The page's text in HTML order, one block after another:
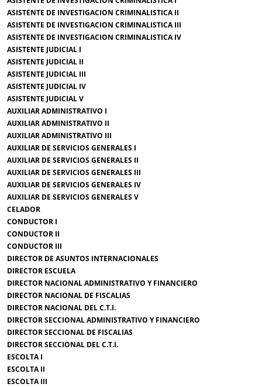
ASISTENTE DE INVESTIGACION CRIMINALISTICA II
ASISTENTE DE INVESTIGACION CRIMINALISTICA III
ASISTENTE DE INVESTIGACION CRIMINALISTICA IV
ASISTENTE JUDICIAL I
ASISTENTE JUDICIAL II
ASISTENTE JUDICIAL III
ASISTENTE JUDICIAL IV
ASISTENTE JUDICIAL V
AUXILIAR ADMINISTRATIVO I
AUXILIAR ADMINISTRATIVO II
AUXILIAR ADMINISTRATIVO III
AUXILIAR DE SERVICIOS GENERALES I
AUXILIAR DE SERVICIOS GENERALES II
AUXILIAR DE SERVICIOS GENERALES III
AUXILIAR DE SERVICIOS GENERALES IV
AUXILIAR DE SERVICIOS GENERALES V
CELADOR
CONDUCTOR I
CONDUCTOR II
CONDUCTOR III
DIRECTOR DE ASUNTOS INTERNACIONALES
DIRECTOR ESCUELA
DIRECTOR NACIONAL ADMINISTRATIVO Y FINANCIERO
DIRECTOR NACIONAL DE FISCALIAS
DIRECTOR NACIONAL DEL C.T.I.
DIRECTOR SECCIONAL ADMINISTRATIVO Y FINANCIERO
DIRECTOR SECCIONAL DE FISCALIAS
DIRECTOR SECCIONAL DEL C.T.I.
ESCOLTA I
ESCOLTA II
ESCOLTA III